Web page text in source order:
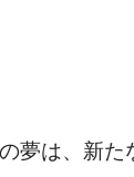
夢は、新